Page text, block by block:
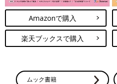
Amazonで購入
楽天ブックスで購入
ムック書籍